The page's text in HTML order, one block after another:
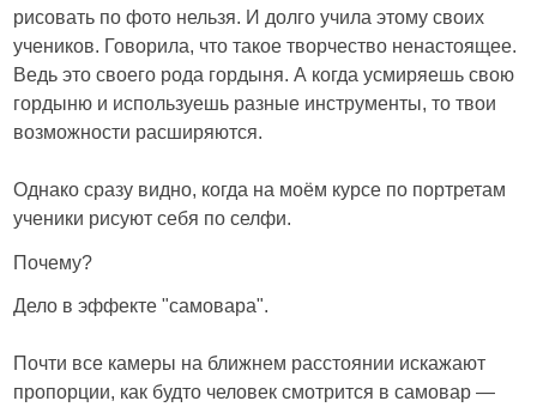
рисовать по фото нельзя. И долго учила этому своих
учеников. Говорила, что такое творчество ненастоящее.
Ведь это своего рода гордыня. А когда усмиряешь свою
гордыню и используешь разные инструменты, то твои
возможности расширяются.
Однако сразу видно, когда на моём курсе по портретам
ученики рисуют себя по селфи.
Почему?
Дело в эффекте "самовара".
Почти все камеры на ближнем расстоянии искажают
пропорции, как будто человек смотрится в самовар —